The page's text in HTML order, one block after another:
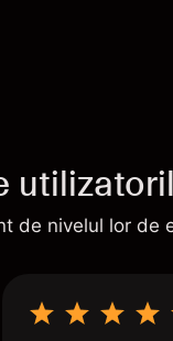
de nivelul lor de